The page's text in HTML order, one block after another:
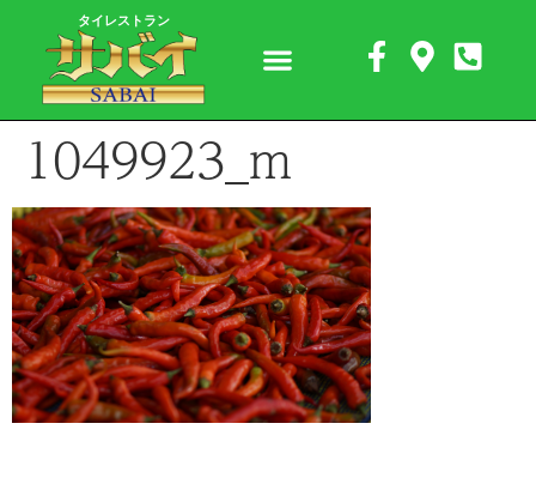
タイレストラン
1049923_m